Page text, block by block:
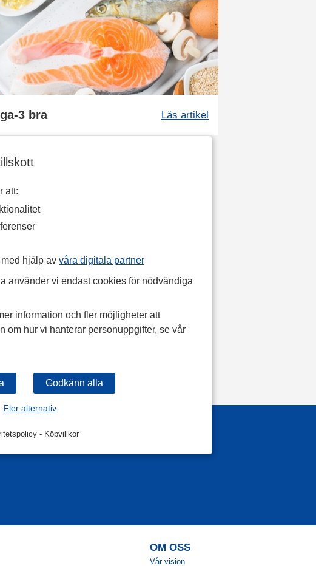
att:
hjälp av våra digitala partner
använder vi endast cookies för nödvändiga
information och fler möjligheter att
om hur vi hanterar personuppgifter, se vår
Fler alternativ
- Köpvillkor
3 bra Läs artikel
OM OSS
Vår vision